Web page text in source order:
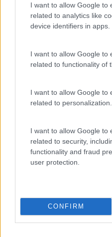
I want to allow Google to
related to analytics like
device identifiers in apps.
I want to allow Google to
related to functionality of
I want to allow Google to
related to personalization.
I want to allow Google to
related to security,
functionality and fraud
user protection.
CONFIRM
Liderança
Mudança
Pessoas
Recursos Humanos
Sustentabilidade
Team Building
Tecnologias De